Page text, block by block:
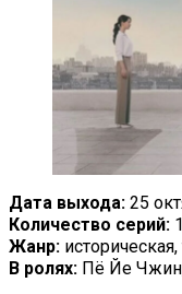
Дата выхода: 25
Количество серий:
Жанр:
В ролях: Пё Йе